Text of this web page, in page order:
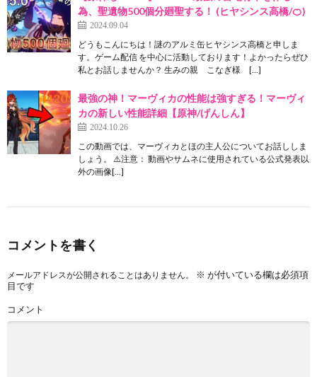
為、聖遺物500個分廻聖する！ (ヒヤシンス高橋/🍊)
2024.09.04
どうもこんにちは！謎のアルミ缶ヒヤシンス高橋と申しま
す。ゲーム配信 を中心に活動しております！よかったらぜひ
私とお話しませんか？ 生みの親 こなぎ様 […]
最強の神！マーヴィカの性能は強すぎる！マーヴィ
カの新しい性能詳細【原神/げんしん】
2024.10.26
この動画では、マーヴィカとほの主人公についてお話ししま
しょう。 ⚠️注意： 動画やサムネに使用されている公式発表以
外の画像[…]
コメントを書く
メールアドレスが公開されることはありません。 ※ が付いている欄は必須項
目です
コメント